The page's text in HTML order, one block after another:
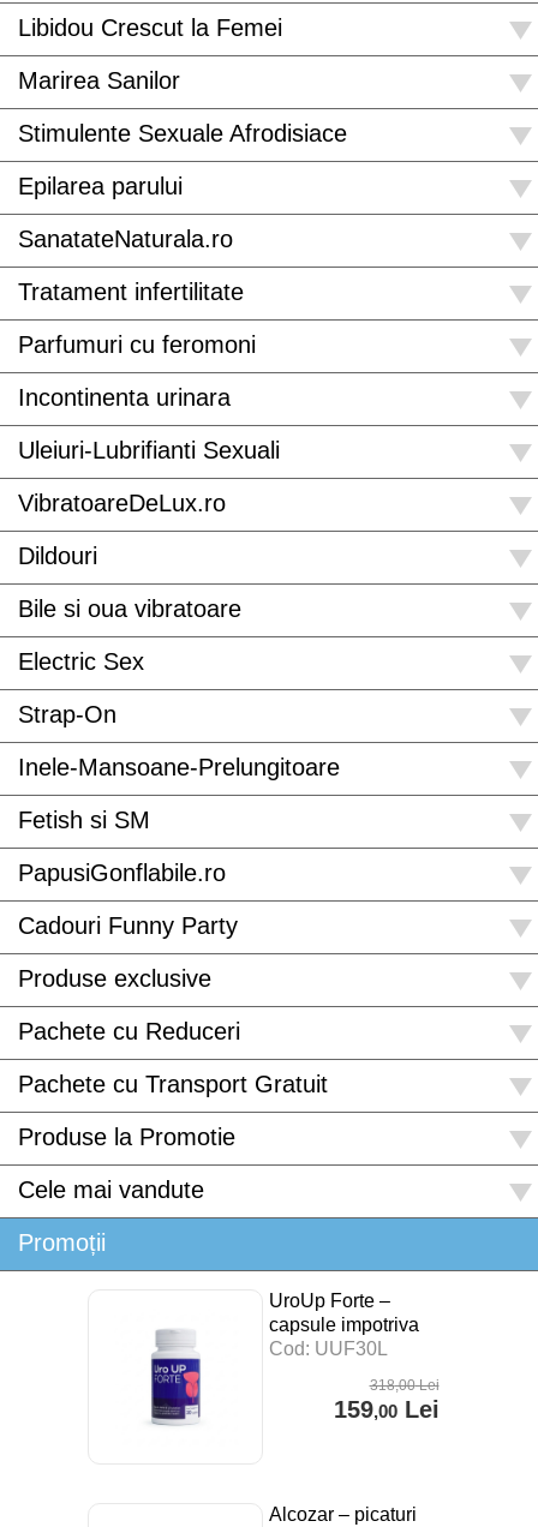
Libidou Crescut la Femei
Marirea Sanilor
Stimulente Sexuale Afrodisiace
Epilarea parului
SanatateNaturala.ro
Tratament infertilitate
Parfumuri cu feromoni
Incontinenta urinara
Uleiuri-Lubrifianti Sexuali
VibratoareDeLux.ro
Dildouri
Bile si oua vibratoare
Electric Sex
Strap-On
Inele-Mansoane-Prelungitoare
Fetish si SM
PapusiGonflabile.ro
Cadouri Funny Party
Produse exclusive
Pachete cu Reduceri
Pachete cu Transport Gratuit
Produse la Promotie
Cele mai vandute
Promoții
UroUp Forte –
capsule impotriva
prostatitei – 30 cps
Cod: UUF30L
318,00Lei
159,00Lei
Alcozar – picaturi